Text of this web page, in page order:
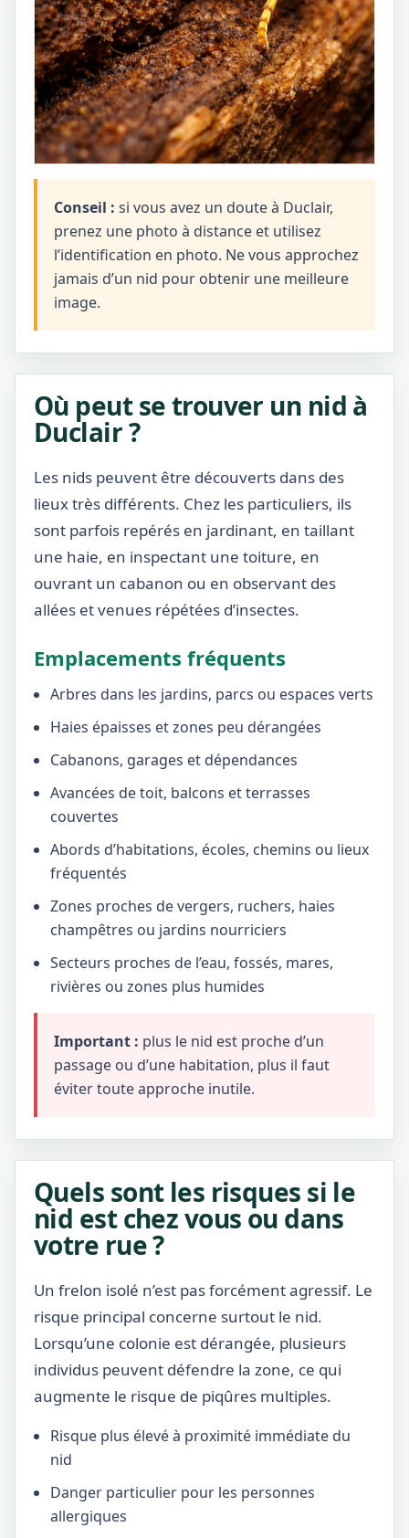
Conseil : si vous avez un doute à Duclair,
prenez une photo à distance et utilisez
l’identification en photo. Ne vous approchez
jamais d’un nid pour obtenir une meilleure
image.
Où peut se trouver un nid à
Duclair ?
Les nids peuvent être découverts dans des
lieux très différents. Chez les particuliers, ils
sont parfois repérés en jardinant, en taillant
une haie, en inspectant une toiture, en
ouvrant un cabanon ou en observant des
allées et venues répétées d’insectes.
Emplacements fréquents
Arbres dans les jardins, parcs ou espaces verts
Haies épaisses et zones peu dérangées
Cabanons, garages et dépendances
Avancées de toit, balcons et terrasses
couvertes
Abords d’habitations, écoles, chemins ou lieux
fréquentés
Zones proches de vergers, ruchers, haies
champêtres ou jardins nourriciers
Secteurs proches de l’eau, fossés, mares,
rivières ou zones plus humides
Important : plus le nid est proche d’un
passage ou d’une habitation, plus il faut
éviter toute approche inutile.
Quels sont les risques si le
nid est chez vous ou dans
votre rue ?
Un frelon isolé n’est pas forcément agressif. Le
risque principal concerne surtout le nid.
Lorsqu’une colonie est dérangée, plusieurs
individus peuvent défendre la zone, ce qui
augmente le risque de piqûres multiples.
Risque plus élevé à proximité immédiate du
nid
Danger particulier pour les personnes
allergiques